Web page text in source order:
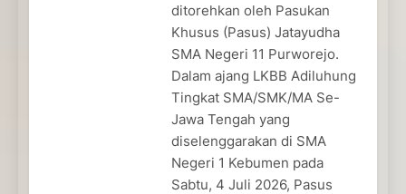
ditorehkan oleh Pasukan
Khusus (Pasus) Jatayudha
SMA Negeri 11 Purworejo.
Dalam ajang LKBB Adiluhung
Tingkat SMA/SMK/MA Se-
Jawa Tengah yang
diselenggarakan di SMA
Negeri 1 Kebumen pada
Sabtu, 4 Juli 2026, Pasus